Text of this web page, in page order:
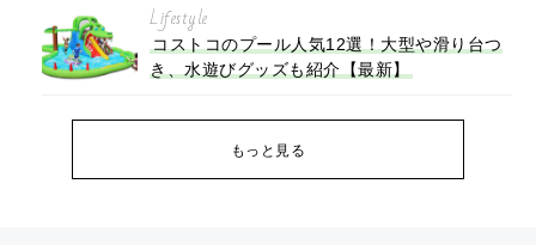
Lifestyle
コストコのプール人気12選！大型や滑り台つ
き、水遊びグッズも紹介【最新】
もっと見る